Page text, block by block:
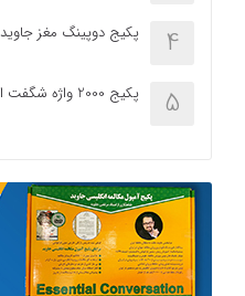
4 پکیج دوپینگ مغز جاوید
5 پکیج 2000 واژه شگفت انگیز جاوید